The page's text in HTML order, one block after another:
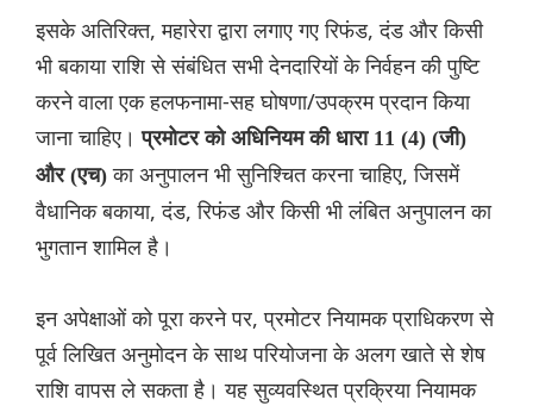
इसके अतिरिक्त, महारेरा द्वारा लगाए गए रिफंड, दंड और किसी
भी बकाया राशि से संबंधित सभी देनदारियों के निर्वहन की पुष्टि
करने वाला एक हलफनामा-सह घोषणा/उपक्रम प्रदान किया
जाना चाहिए।प्रमोटर को अधिनियम की धारा 11 (4) (जी)
और (एच) का अनुपालन भी सुनिश्चित करना चाहिए, जिसमें
वैधानिक बकाया, दंड, रिफंड और किसी भी लंबित अनुपालन का
भुगतान शामिल है।
इन अपेक्षाओं को पूरा करने पर, प्रमोटर नियामक प्राधिकरण से
पूर्व लिखित अनुमोदन के साथ परियोजना के अलग खाते से शेष
राशि वापस ले सकता है। यह सुव्यवस्थित प्रक्रिया नियामक